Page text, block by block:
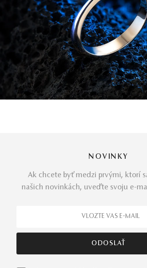
NOVINKY
Ak chcete byť medzi prvými, ktorí
našich novinkách, uveďte svoju e-